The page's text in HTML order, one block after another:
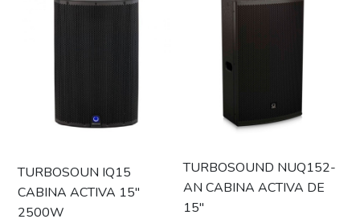
TURBOSOUN IQ15
CABINA ACTIVA 15''
2500W
TURBOSOUND NUQ152-
AN CABINA ACTIVA DE
15''